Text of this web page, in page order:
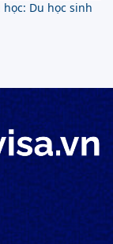
Du học sinh